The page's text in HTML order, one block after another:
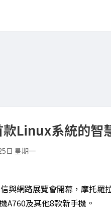
Linux系統的智
日 星期一
與網路展覽會開幕，摩托羅
A760及其他8款新手機。